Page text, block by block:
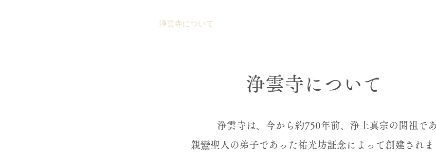
浄雲寺について
浄雲寺について
浄雲寺は、今から約750年前、浄土真宗の開祖で
親鸞聖人の弟子であった祐光坊証念によって創建され